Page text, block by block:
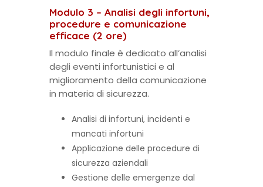
Modulo 3 – Analisi degli infortuni,
procedure e comunicazione
efficace (2 ore)
Il modulo finale è dedicato all’analisi
degli eventi infortunistici e al
miglioramento della comunicazione
in materia di sicurezza.
Analisi di infortuni, incidenti e
mancati infortuni
Applicazione delle procedure di
sicurezza aziendali
Gestione delle emergenze dal